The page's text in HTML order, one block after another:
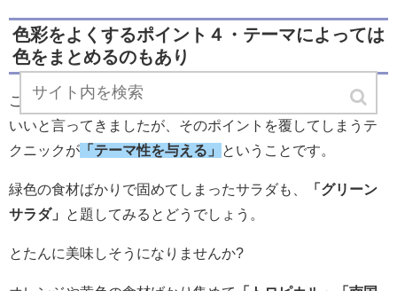
色彩をよくするポイント４・テーマによっては
色をまとめるのもあり
ここまで、いろいろな色を使ってバラバラに配置した方が
いいと言ってきましたが、そのポイントを覆してしまうテ
クニックが 「テーマ性を与える」 ということです。
緑色の食材ばかりで固めてしまったサラダも、
「グリーン
サラダ」
と題してみるとどうでしょう。
とたんに美味しそうになりませんか?